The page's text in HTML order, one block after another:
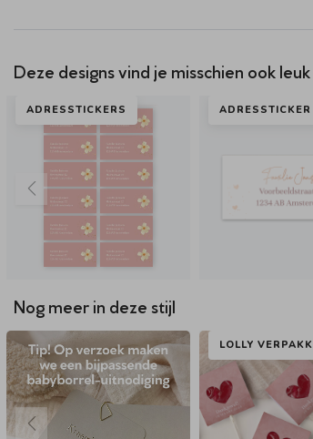
Deze designs vind je misschien ook leuk
ADRESSTICKERS ADRESSTICKER
Nog meer in deze stijl
LOLLY